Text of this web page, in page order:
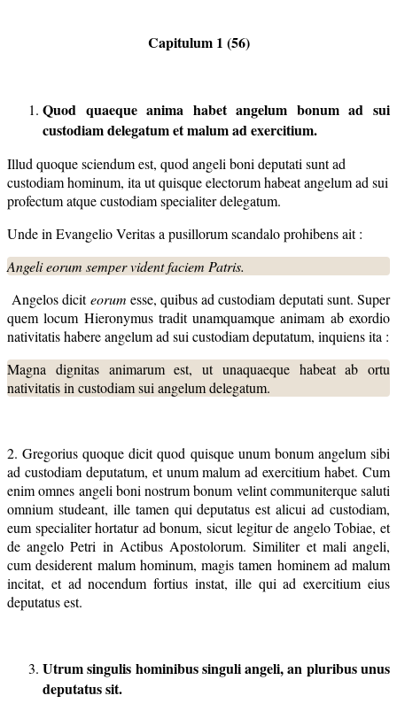
Capitulum 1 (56)
Quod quaeque anima habet angelum bonum ad sui
custodiam delegatum et malum ad exercitium.
Illud quoque sciendum est, quod angeli boni deputati sunt ad
custodiam hominum, ita ut quisque electorum habeat angelum ad sui
profectum atque custodiam specialiter delegatum.
Unde in Evangelio Veritas a pusillorum scandalo prohibens ait :
Angeli eorum semper vident faciem Patris.
Angelos diciteorum esse, quibus ad custodiam deputati sunt. Super
quem locum Hieronymus tradit unamquamque animam ab exordio
nativitatis habere angelum ad sui custodiam deputatum, inquiens ita :
Magna dignitas animarum est, ut unaquaeque habeat ab ortu
nativitatis in custodiam sui angelum delegatum.
2. Gregorius quoque dicit quod quisque unum bonum angelum sibi
ad custodiam deputatum, et unum malum ad exercitium habet. Cum
enim omnes angeli boni nostrum bonum velint communiterque saluti
omnium studeant, ille tamen qui deputatus est alicui ad custodiam,
eum specialiter hortatur ad bonum, sicut legitur de angelo Tobiae, et
de angelo Petri in Actibus Apostolorum. Similiter et mali angeli,
cum desiderent malum hominum, magis tamen hominem ad malum
incitat, et ad nocendum fortius instat, ille qui ad exercitium eius
deputatus est.
Utrum singulis hominibus singuli angeli, an pluribus unus
deputatus sit.